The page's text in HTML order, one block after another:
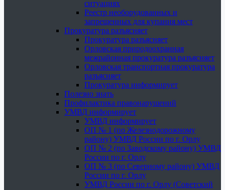
ситуациях
Реестр необорудованных и
запрещенных для купания мест
Прокуратура разъясняет
Прокуратура разъясняет
Орловская природоохранная
межрайонная прокуратура разъясняет
Орловская транспортная прокуратура
разъясняет
Прокуратура информирует
Полезно знать
Профилактика правонарушений
УМВД информирует
УМВД информирует
ОП № 1 (по Железнодорожному
району) УМВД России по г. Орлу
ОП № 2 (по Заводскому району) УМВД
России по г. Орлу
ОП № 3 (по Северному району) УМВД
России по г. Орлу
УМВД России по г. Орлу (Советский